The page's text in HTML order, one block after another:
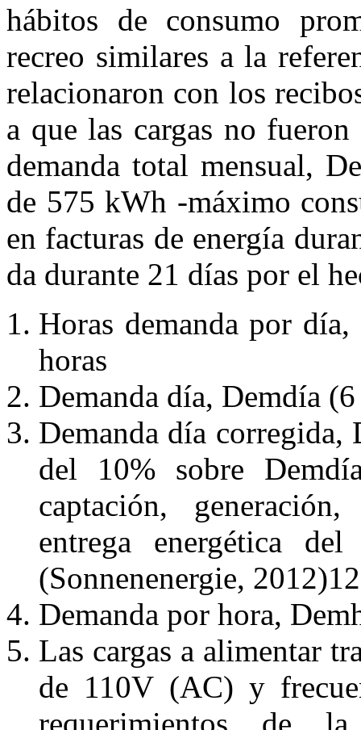
hábitos de consumo
recreo similares a la
relacionaron con los
a que las cargas no
demanda total mensual,
de 575 kWh -máximo
en facturas de energía
da durante 21 días por el
Horas demanda por
horas
Demanda día, Demdía
Demanda día corregida,
del 10% sobre
captación,
entrega energética
(Sonnenenergie,
Demanda por hora,
Las cargas a alimentar
de 110V (AC) y
requerimientos de